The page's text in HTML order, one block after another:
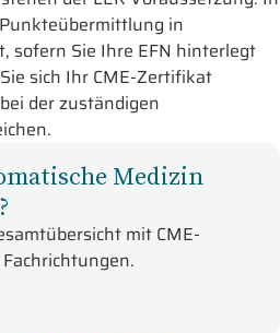
in
sofern Sie Ihre EFN hinterlegt
sich Ihr CME-Zertifikat
der zuständigen
Medizin
mit CME-